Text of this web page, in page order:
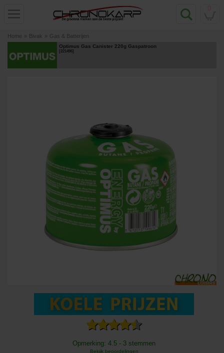
Home » Bivak » Gas & Batterijen
Optimus Gas Canister 220g Gaspatroon
[221496]
Opmerking: 4.5 - 3 stemmen
Bekijk beoordelingen